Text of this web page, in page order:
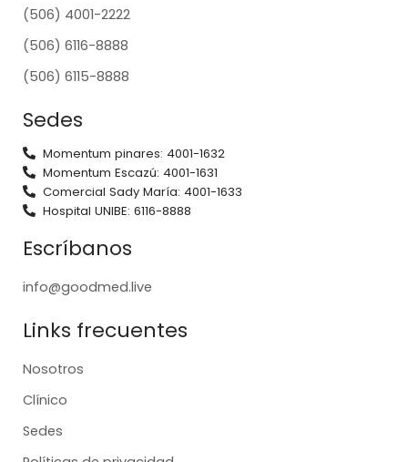
(506) 4001-2222
(506) 6116-8888
(506) 6115-8888
Sedes
Momentum pinares: 4001-1632
Momentum Escazú: 4001-1631
Comercial Sady María: 4001-1633
Hospital UNIBE: 6116-8888
Escríbanos
info@goodmed.live
Links frecuentes
Nosotros
Clínico
Sedes